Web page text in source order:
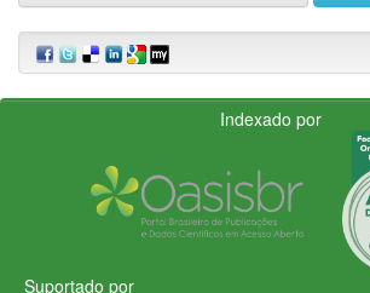
Indexado por
Suportado por